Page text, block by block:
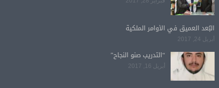
البُعد العميق في الأوامر الملكية
أبريل 24, 2017
“التدريب صنو النجاح”
أبريل 16, 2017